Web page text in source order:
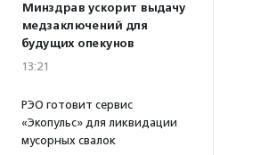
Минздрав ускорит выдачу
медзаключений для
будущих опекунов
13:21
РЭО готовит сервис
«Экопульс» для ликвидации
мусорных свалок